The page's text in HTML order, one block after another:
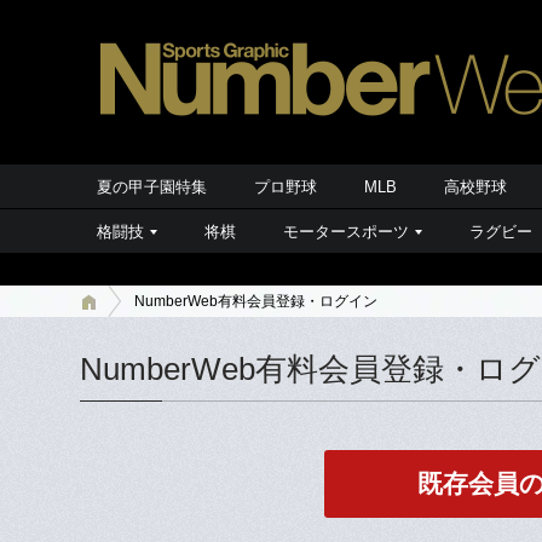
夏の甲子園特集 プロ野球 MLB 高校野球
格闘技 将棋 モータースポーツ ラグビー
NumberWeb有料会員登録・ログイン
NumberWeb有料会員登録・ロ
既存会員